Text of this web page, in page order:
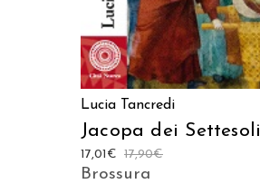
Lucia Tancredi
Jacopa dei Settesoli
17,90€
17,01 €
Brossura